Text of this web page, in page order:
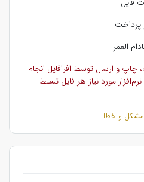
پرداخت
العمر
و ارسال توسط افرافایل انجام
مورد نیاز هر فایل تسلط
مشکل و خطا